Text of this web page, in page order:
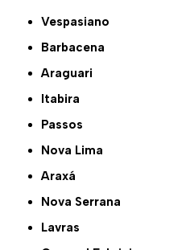
Vespasiano
Barbacena
Araguari
Itabira
Passos
Nova Lima
Araxá
Nova Serrana
Lavras